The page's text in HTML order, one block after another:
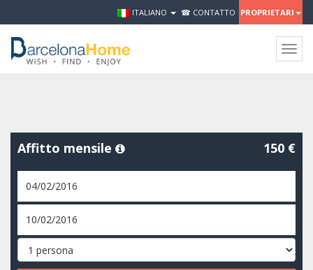
ITALIANO ☎ CONTATTO PROPRIETARI
Affitto mensile 150 €